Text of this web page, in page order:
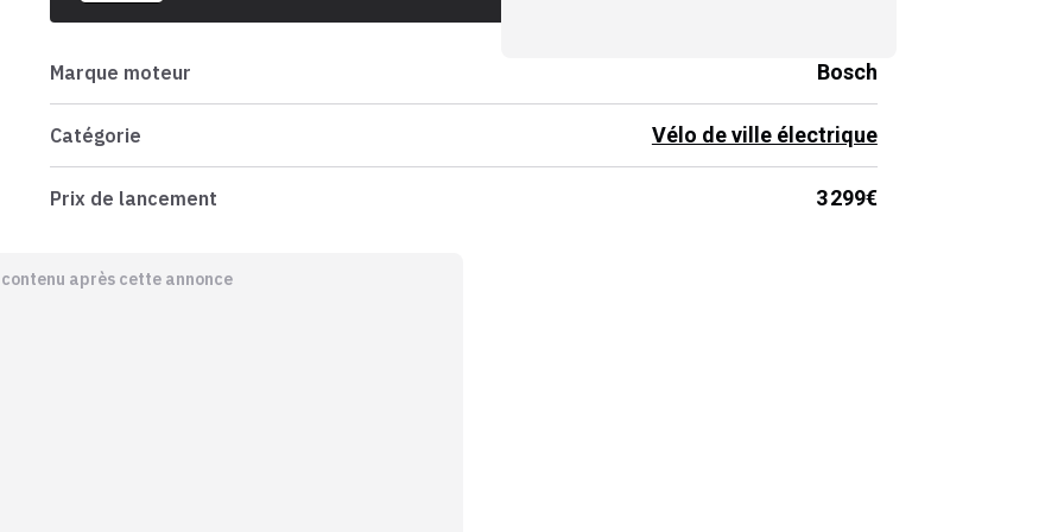
Marque moteur Bosch
Catégorie Vélo de ville électrique
Prix de lancement 3 299€
après cette annonce